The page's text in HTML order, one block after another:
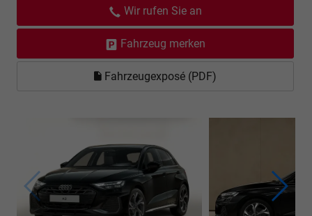
Wir rufen Sie an
Fahrzeug merken
Fahrzeugexposé (PDF)